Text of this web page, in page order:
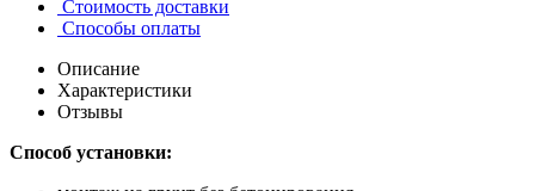
Стоимость доставки
Способы оплаты
Описание
Характеристики
Отзывы
Способ установки: